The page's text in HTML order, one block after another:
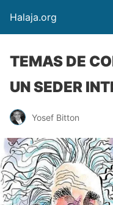
Halaja.org
TEMAS DE
UN SEDER
Yosef Bitton